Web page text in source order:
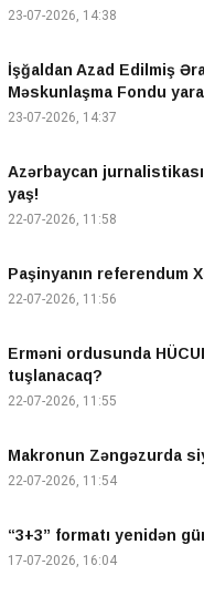
23-07-2026, 14:38
İşğaldan Azad Edilmiş
Məskunlaşma Fondu
23-07-2026, 14:37
Azərbaycan
yaş!
22-07-2026, 11:58
Paşinyanın referendum
22-07-2026, 11:56
Erməni ordusunda
tuşlanacaq?
22-07-2026, 11:55
Makronun Zəngəzurda
22-07-2026, 11:54
“3+3” formatı yenidən
17-07-2026, 16:04